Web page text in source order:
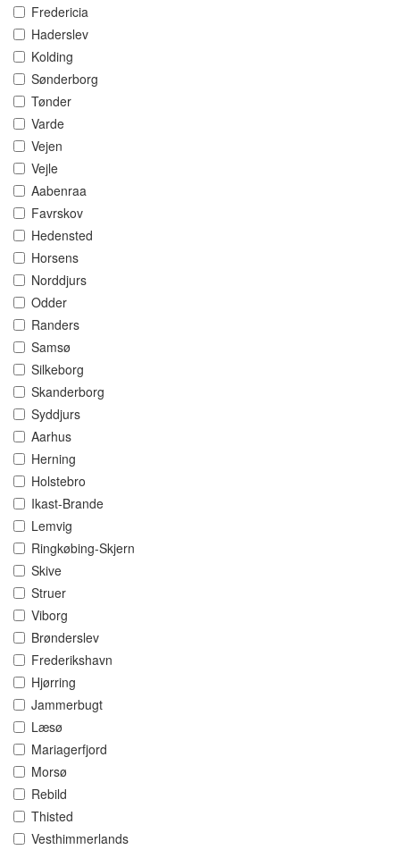
Fredericia
Haderslev
Kolding
Sønderborg
Tønder
Varde
Vejen
Vejle
Aabenraa
Favrskov
Hedensted
Horsens
Norddjurs
Odder
Randers
Samsø
Silkeborg
Skanderborg
Syddjurs
Aarhus
Herning
Holstebro
Ikast-Brande
Lemvig
Ringkøbing-Skjern
Skive
Struer
Viborg
Brønderslev
Frederikshavn
Hjørring
Jammerbugt
Læsø
Mariagerfjord
Morsø
Rebild
Thisted
Vesthimmerlands